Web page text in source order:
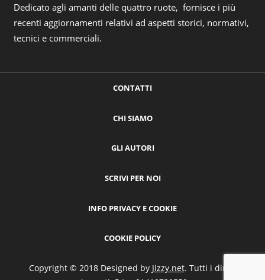
Dedicato agli amanti delle quattro ruote, fornisce i più
recenti aggiornamenti relativi ad aspetti storici, normativi,
tecnici e commerciali.
CONTATTI
CHI SIAMO
GLI AUTORI
SCRIVI PER NOI
INFO PRIVACY E COOKIE
COOKIE POLICY
Copyright © 2018 Designed by Jizzy.net. Tutti i diritti